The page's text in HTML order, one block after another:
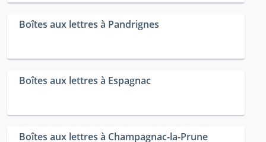
Boîtes aux lettres à Pandrignes
Boîtes aux lettres à Espagnac
Boîtes aux lettres à Champagnac-la-Prune